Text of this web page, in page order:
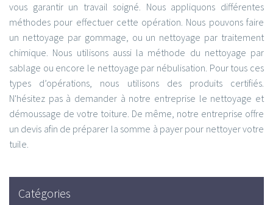
vous garantir un travail soigné. Nous appliquons différentes
méthodes pour effectuer cette opération. Nous pouvons faire
un nettoyage par gommage, ou un nettoyage par traitement
chimique. Nous utilisons aussi la méthode du nettoyage par
sablage ou encore le nettoyage par nébulisation. Pour tous ces
types d’opérations, nous utilisons des produits certifiés.
N'hésitez pas à demander à notre entreprise le nettoyage et
démoussage de votre toiture. De même, notre entreprise offre
un devis afin de préparer la somme à payer pour nettoyer votre
tuile.
Catégories